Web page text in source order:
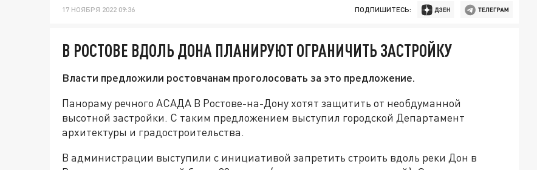
17 НОЯБРЯ 2022 09:36 ПОДПИШИТЕСЬ:
В РОСТОВЕ ВДОЛЬ ДОНА ПЛАНИРУЮТ ОГРАНИЧИТЬ ЗАСТРОЙКУ
Власти предложили ростовчанам проголосовать за это предложение.
Панораму речного АСАДА В Ростове-на-Дону хотят защитить от необдуманной
высотной застройки. С таким предложением выступил городской Департамент
архитектуры и градостроительства.
В администрации выступили с инициативой запретить строить вдоль реки Дон в